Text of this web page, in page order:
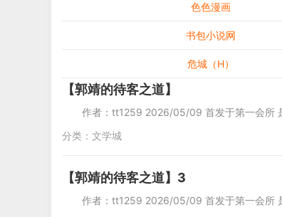
色色漫画
书包小说网
危城（H）
【郭靖的待客之道】
作者：tt1259 2026/05/09 首发于第一会所
分类： 文学城
【郭靖的待客之道】3
作者：tt1259 2026/05/09 首发于第一会所